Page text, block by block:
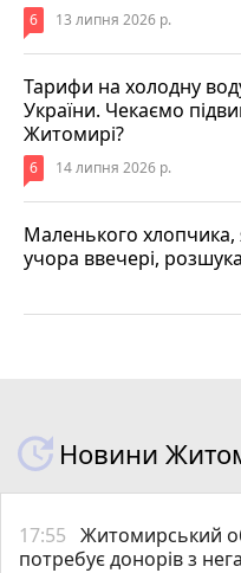
6 13 липня 2026 р.
Тарифи на холодну
України. Чекаємо
Житомирі?
6 14 липня 2026 р.
Маленького хлопчика,
учора ввечері,
Новини
17:55 Житомирський
потребує донорів з